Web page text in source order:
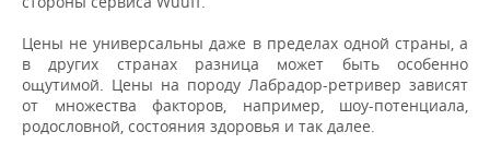
Цены не универсальны даже в пределах одной страны, а
в других странах разница может быть особенно
ощутимой. Цены на породу Лабрадор-ретривер зависят
от множества факторов, например, шоу-потенциала,
родословной, состояния здоровья и так далее.